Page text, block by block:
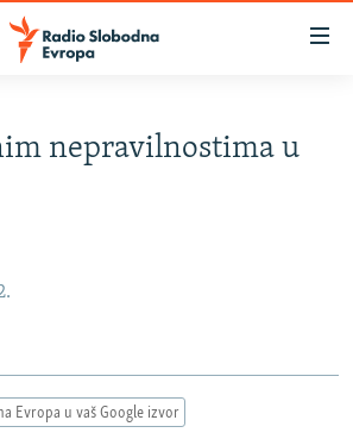
nepravilnostima u
Evropa u vaš Google izvor